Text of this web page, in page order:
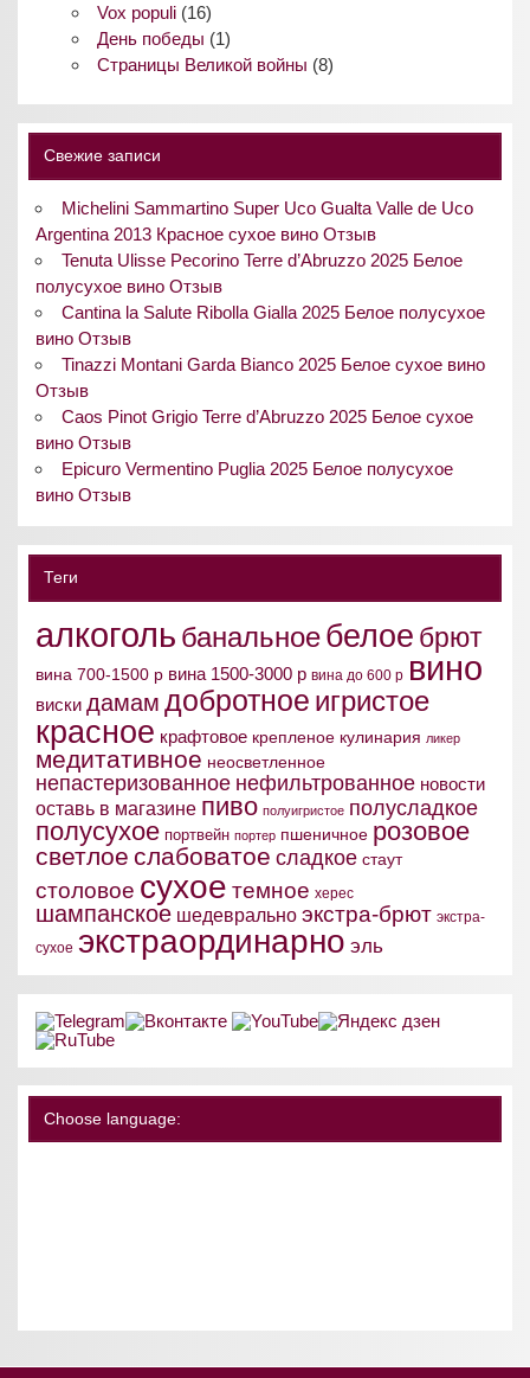
Vox populi(16)
День победы (1)
Страницы Великой войны (8)
Свежие записи
Michelini Sammartino Super Uco Gualta Valle de Uco
Argentina 2013 Красное сухое вино Отзыв
Tenuta Ulisse Pecorino Terre d’Abruzzo 2025 Белое
полусухое вино Отзыв
Cantina la Salute Ribolla Gialla 2025 Белое полусухое
вино Отзыв
Tinazzi Montani Garda Bianco 2025 Белое сухое вино
Отзыв
Caos Pinot Grigio Terre d’Abruzzo 2025 Белое сухое
вино Отзыв
Epicuro Vermentino Puglia 2025 Белое полусухое
вино Отзыв
Теги
алкоголь банальноебелое брют
вина 700-1500 р вина 1500-3000 р вина до 600 р вино
виски дамам добротное игристое
красное крафтовое крепленое кулинария ликер
медитативное неосветленное
непастеризованное нефильтрованное новости
оставь в магазине пиво полуигристое полусладкое
полусухое портвейн портер пшеничное розовое
светлое слабоватое сладкое стаут
столовое сухое темное херес
шампанское шедеврально экстра-брют экстра-
сухое экстраординарно эль
Choose language: